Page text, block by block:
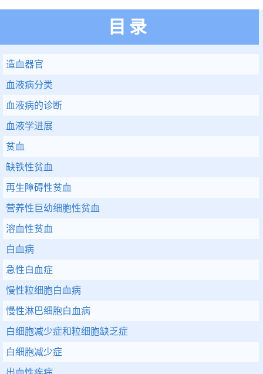
目录
造血器官
血液病分类
血液病的诊断
血液学进展
贫血
缺铁性贫血
再生障碍性贫血
营养性巨幼细胞性贫血
溶血性贫血
白血病
急性白血症
慢性粒细胞白血病
慢性淋巴细胞白血病
白细胞减少症和粒细胞缺乏症
白细胞减少症